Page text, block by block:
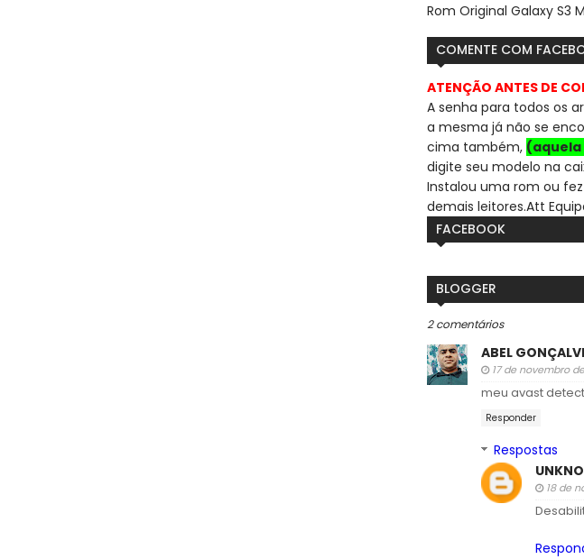
Rom Original Galaxy S3
COMENTE COM
ATENÇÃO ANTES DE
A senha para todos os
a mesma já não se
cima também,
digite seu modelo na
Instalou uma rom ou
demais leitores.Att
FACEBOOK
BLOGGER
2 comentários
ABEL
17 de novembro de
meu avast
Responder
Respostas
18 de